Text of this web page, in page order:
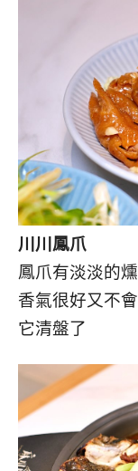
川川鳳爪
鳳爪有淡淡的
香氣很好又不
它清盤了